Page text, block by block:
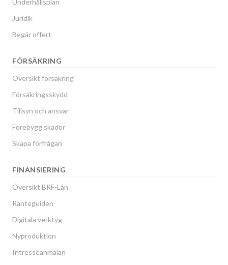
Underhållsplan
Juridik
Begär offert
FÖRSÄKRING
Översikt försäkring
Försäkringsskydd
Tillsyn och ansvar
Förebygg skador
Skapa förfrågan
FINANSIERING
Översikt BRF-Lån
Ränteguiden
Digitala verktyg
Nyproduktion
Intresseanmälan